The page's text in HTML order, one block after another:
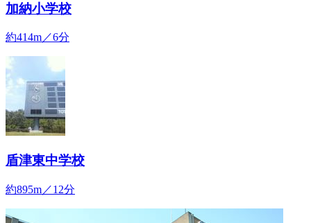
加納小学校
約414m／6分
盾津東中学校
約895m／12分